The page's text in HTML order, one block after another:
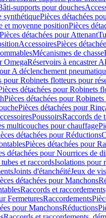
supports pour douches
synthétiquePièces détachées
et moyenne positionPièces
Pièces détachées pour Attenant
AccessoiresPièces
Mécanismes de chasse
OmegaRéservoirs à encastrer
A déclenchement
pour Robinets flotteurs pour
détachées pour Robinets
Pièces détachées pour
Pièces détachées pour
PoussoirsRaccords de
multicouches pour chauffage
détachées pour Réductions
Pièces détachées pour
détachées pour Nourrices de
et raccordsIsolations pour
Joints d'étanchéitéJeux de
détachées pour Manchons
Raccords et
FermeturesRaccordements
pour ManchonsRéductions